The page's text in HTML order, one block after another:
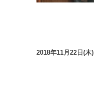
2018年11月22日(木)